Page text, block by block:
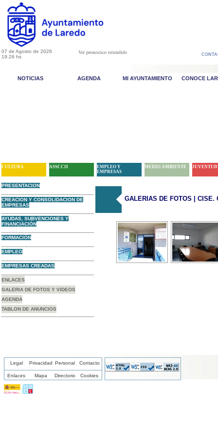
07 de Agosto de 2026
19:26 hs
Ver pronostico extendido
NOTICIAS AGENDA MI AYUNTAMIENTO CONOCE
CULTURA ASSCCII
EMPLEO Y
EMPRESAS
MEDIO AMBIENTE JUVENTUD
PRESENTACION
CREACION Y CONSOLIDACION DE
EMPRESAS
AYUDAS, SUBVENCIONES Y
FINANCIACIÓN
FORMACIÓN
EMPLEO
EMPRESAS CREADAS
ENLACES
GALERIA DE FOTOS Y VIDEOS
AGENDA
TABLON DE ANUNCIOS
GALERIAS DE FOTOS |
Legal Privacidad Personal Contacto
Enlaces Mapa Directorio Cookies